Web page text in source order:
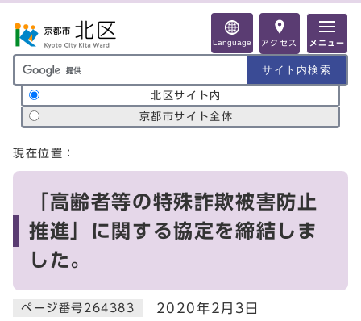
Language アクセス メニュー
サイト内検索の範囲
北区サイト内
京都市サイト全体
ここから本文です
現在位置：
「高齢者等の特殊詐欺被害防止
推進」に関する協定を締結しま
した。
ページ番号264383 2020年2月3日